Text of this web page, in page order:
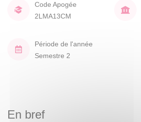
Code Apogée
2LMA13CM
Période de l'année
Semestre 2
En bref